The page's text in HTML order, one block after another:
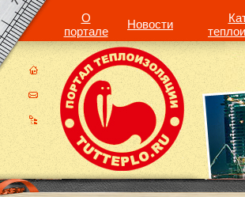
О
портале
Новости